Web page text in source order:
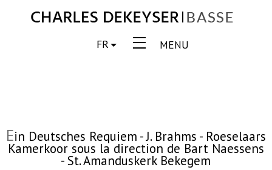
MENU
FR
Ein Deutsches Requiem - J. Brahms - Roeselaars
Kamerkoor sous la direction de Bart Naessens
- St. Amanduskerk Bekegem